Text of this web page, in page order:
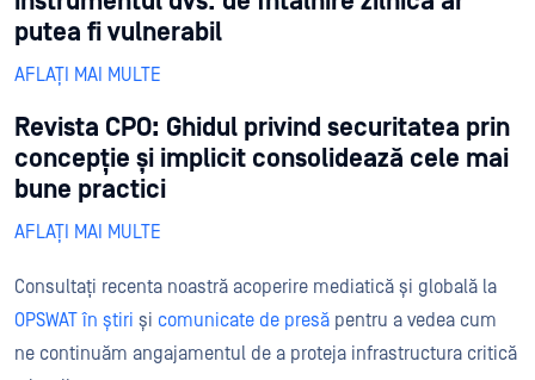
putea fi vulnerabil
AFLAȚI MAI MULTE
Revista CPO: Ghidul privind securitatea prin
concepție și implicit consolidează cele mai
bune practici
AFLAȚI MAI MULTE
Consultați recenta noastră acoperire mediatică și globală la
OPSWAT în știri și comunicate de presă pentru a vedea cum
ne continuăm angajamentul de a proteja infrastructura critică